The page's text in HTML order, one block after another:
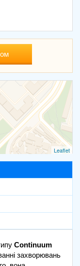
Leaflet
Continuum
захворювань